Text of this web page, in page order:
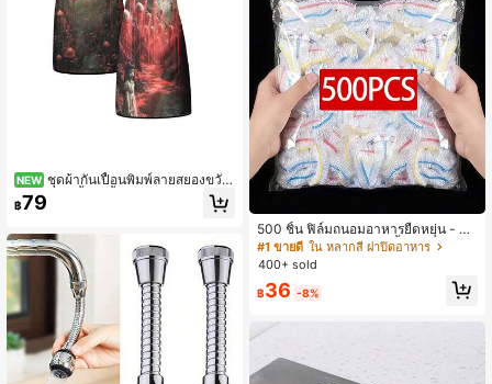
NEW ชุดผ้ากันเปื้อนพิมพ์ลายสยองขวัญ
ฮาโลวีน 2 ชิ้น/1 ชิ้น - ลายตัวตลกน่ากลั
วและไก่โครงกระดูก ผ้ากันเปื้อนทำอาห
ร์ตี้
฿79
500 ชิ้น ฟิล์มถนอมอาหารยืดหยุ่น - ฝา
ครอบจานใสยืดหยุ่น, ใช้ซ้ำได้, หลากห
ลายฟังก์ชัน, ไม่มีกลิ่น, ป้องกันฝุ่น เหมา
าะกับขนาดจานทุกขนาด, สิ่งจำเป็นสำ
ล์มพลาสติกใช้ซ้ำได้, ฟิล์มพลาสติกอาห
าร, สิ่งจำเป็นในครัว
#1 ขายดี ใน หลากสี ฝาปิดอาหาร
400+ sold
฿36 -8%